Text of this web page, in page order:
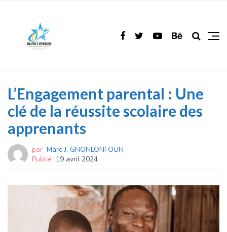
L’Engagement parental : Une
clé de la réussite scolaire des
apprenants
par Marc J. GNONLONFOUN
Publié 19 avril 2024